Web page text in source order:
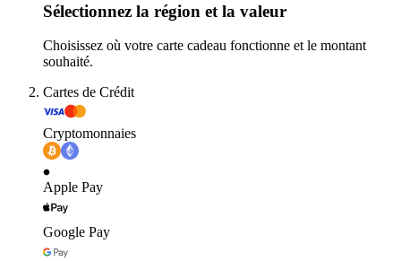
Sélectionnez la région et la valeur
Choisissez où votre carte cadeau fonctionne et le montant
souhaité.
Cartes de Crédit
Cryptomonnaies
Apple Pay
Google Pay